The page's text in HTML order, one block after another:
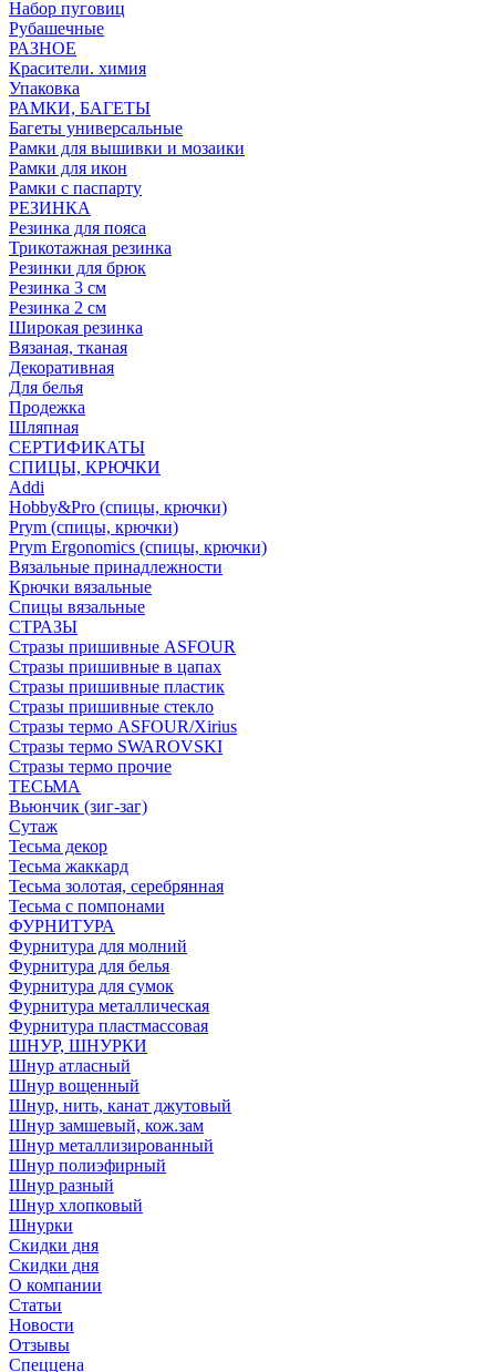
Набор пуговиц
Рубашечные
РАЗНОЕ
Красители. химия
Упаковка
РАМКИ, БАГЕТЫ
Багеты универсальные
Рамки для вышивки и мозаики
Рамки для икон
Рамки с паспарту
РЕЗИНКА
Резинка для пояса
Трикотажная резинка
Резинки для брюк
Резинка 3 см
Резинка 2 см
Широкая резинка
Вязаная, тканая
Декоративная
Для белья
Продежка
Шляпная
СЕРТИФИКАТЫ
СПИЦЫ, КРЮЧКИ
Addi
Hobby&Pro (спицы, крючки)
Prym (спицы, крючки)
Prym Ergonomics (спицы, крючки)
Вязальные принадлежности
Крючки вязальные
Спицы вязальные
СТРАЗЫ
Стразы пришивные ASFOUR
Стразы пришивные в цапах
Стразы пришивные пластик
Стразы пришивные стекло
Стразы термо ASFOUR/Xirius
Стразы термо SWAROVSKI
Стразы термо прочие
ТЕСЬМА
Вьюнчик (зиг-заг)
Сутаж
Тесьма декор
Тесьма жаккард
Тесьма золотая, серебрянная
Тесьма с помпонами
ФУРНИТУРА
Фурнитура для молний
Фурнитура для белья
Фурнитура для сумок
Фурнитура металлическая
Фурнитура пластмассовая
ШНУР, ШНУРКИ
Шнур атласный
Шнур вощенный
Шнур, нить, канат джутовый
Шнур замшевый, кож.зам
Шнур металлизированный
Шнур полиэфирный
Шнур разный
Шнур хлопковый
Шнурки
Скидки дня
Скидки дня
О компании
Статьи
Новости
Отзывы
Спеццена